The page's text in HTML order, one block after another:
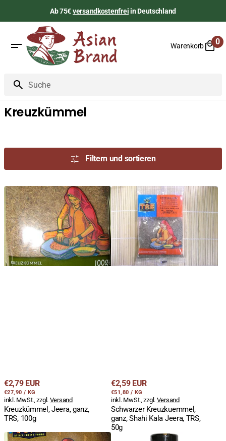
springen
Ab 75€versandkostenfreiin Deutschland
Suche
Warenkorb 00
Kreuzkümmel
Filtern und sortieren
Kreuzkümmel,
Jeera,
ganz,
TRS,
100g
Regulärer
Preis
€2,79 EUR
STÜCKPREIS
€27,90 / PRO
KG
inkl. MwSt., zzgl. Versand
Kreuzkümmel, Jeera, ganz,
TRS, 100g
Schwarzer
Kreuzkuemmel,
ganz,
Jeera,
50g
Regulärer
Preis
€2,59 EUR
STÜCKPREIS
€51,80 / PRO
KG
inkl. MwSt., zzgl. Versand
Schwarzer Kreuzkuemmel,
ganz, Shahi Kala Jeera, TRS,
50g
Kreuzkümmel,
Djinten,